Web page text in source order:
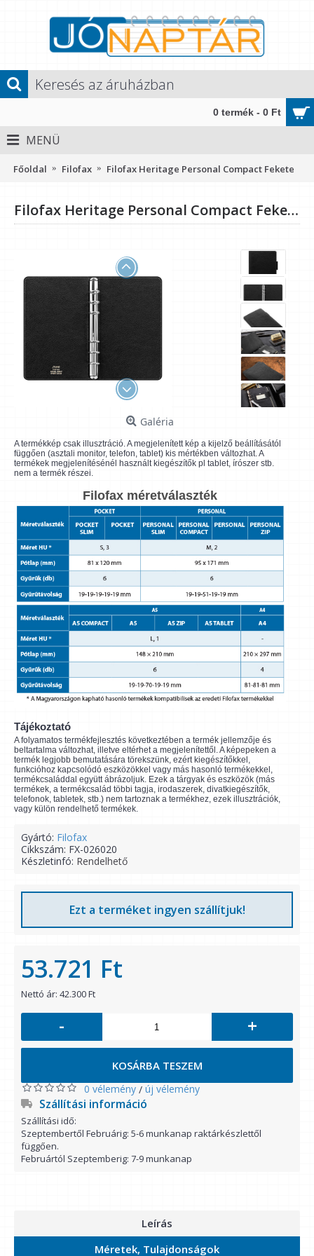
0 termék - 0 Ft
MENÜ
Főoldal Filofax Filofax Heritage Personal Compact Fekete
Filofax Heritage Personal Compact Fekete
Galéria
A termékkép csak illusztráció. A megjelenített kép a kijelző beállításától
függően (asztali monitor, telefon, tablet) kis mértékben változhat. A
termékek megjelenítésénél használt kiegészítők pl tablet, írószer stb.
nem a termék részei.
Filofax méretválaszték
Tájékoztató
A folyamatos termékfejlesztés következtében a termék jellemzője és
beltartalma változhat, illetve eltérhet a megjelenítettől. A képepeken a
termék legjobb bemutatására törekszünk, ezért kiegészítőkkel,
funkcióhoz kapcsolódó eszközökkel vagy más hasonló termékekkel,
termékcsaláddal együtt ábrázoljuk. Ezek a tárgyak és eszközök (más
termékek, a termékcsalád többi tagja, irodaszerek, divatkiegészítők,
telefonok, tabletek, stb.) nem tartoznak a termékhez, ezek illusztrációk,
vagy külön rendelhető termékek.
Gyártó: Filofax
Cikkszám: FX-026020
Készletinfó: Rendelhető
Ezt a terméket ingyen szállítjuk!
53.721 Ft
Nettó ár: 42.300 Ft
- +
KOSÁRBA TESZEM
0 vélemény / új vélemény
Szállítási információ
Szállítási idő:
Szeptembertől Februárig: 5-6 munkanap raktárkészlettől
függően.
Februártól Szeptemberig: 7-9 munkanap
Leírás
Méretek, Tulajdonságok